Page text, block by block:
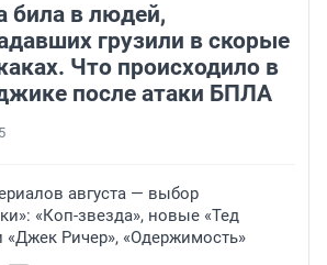
била в людей,
грузили в скорые
Что происходило в
после атаки БПЛА
августа — выбор
«Коп-звезда», новые «Тед
«Джек Ричер», «Одержимость»